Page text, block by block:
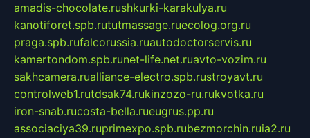
amadis-chocolate.rushkurki-karakulya.ru
kanotiforet.spb.rututmassage.ruecolog.org.ru
praga.spb.rufalcorussia.ruautodoctorservis.ru
kamertondom.spb.runet-life.net.ruavto-vozim.ru
sakhcamera.rualliance-electro.spb.rustroyavt.ru
controlweb1.rutdsak74.rukinzozo-ru.rukvotka.ru
iron-snab.rucosta-bella.rueugrus.pp.ru
associaciya39.ruprimexpo.spb.rubezmorchin.ruia2.ru